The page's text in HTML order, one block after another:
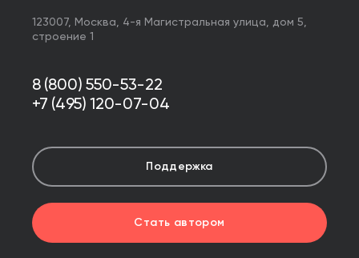
123007, Москва, 4-я Магистральная улица, дом 5,
строение 1
8 (800) 550-53-22
+7 (495) 120-07-04
Поддержка
Стать автором